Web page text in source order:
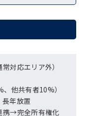
対応エリア外）
他共有者10%）
年放置
携→完全所有権化